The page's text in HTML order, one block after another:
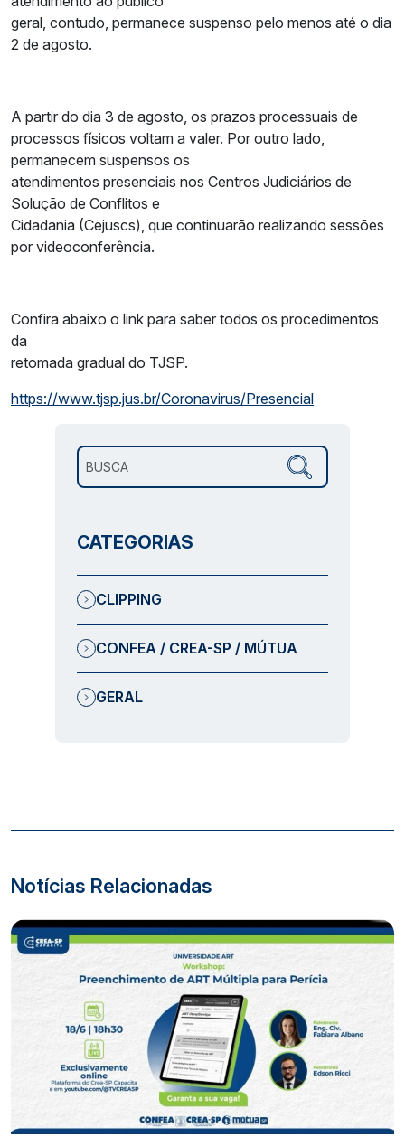
geral, contudo, permanece suspenso pelo menos até o dia
2 de agosto.
A partir do dia 3 de agosto, os prazos processuais de
processos físicos voltam a valer. Por outro lado,
permanecem suspensos os
atendimentos presenciais nos Centros Judiciários de
Solução de Conflitos e
Cidadania (Cejuscs), que continuarão realizando sessões
por videoconferência.
Confira abaixo o link para saber todos os procedimentos
da
retomada gradual do TJSP.
https://www.tjsp.jus.br/Coronavirus/Presencial
Pesquisar por:
CATEGORIAS
CLIPPING
CONFEA / CREA-SP / MÚTUA
GERAL
Notícias Relacionadas